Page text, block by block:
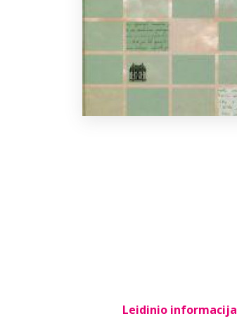
Leidinio informacija